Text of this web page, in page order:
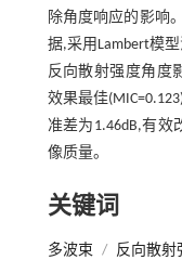
除角度响应的影响
据,采用Lambert模
反向散射强度角度
效果最佳
准差为1.46dB,有
像质量。
关键词
多波束 / 反向散射